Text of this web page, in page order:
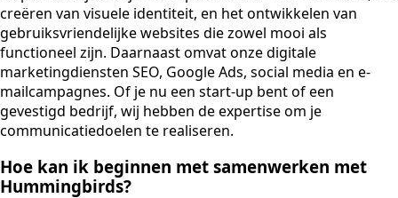
creëren van visuele identiteit, en het ontwikkelen van
gebruiksvriendelijke websites die zowel mooi als
functioneel zijn. Daarnaast omvat onze digitale
marketingdiensten SEO, Google Ads, social media en e-
mailcampagnes. Of je nu een start-up bent of een
gevestigd bedrijf, wij hebben de expertise om je
communicatiedoelen te realiseren.
Hoe kan ik beginnen met samenwerken met
Hummingbirds?